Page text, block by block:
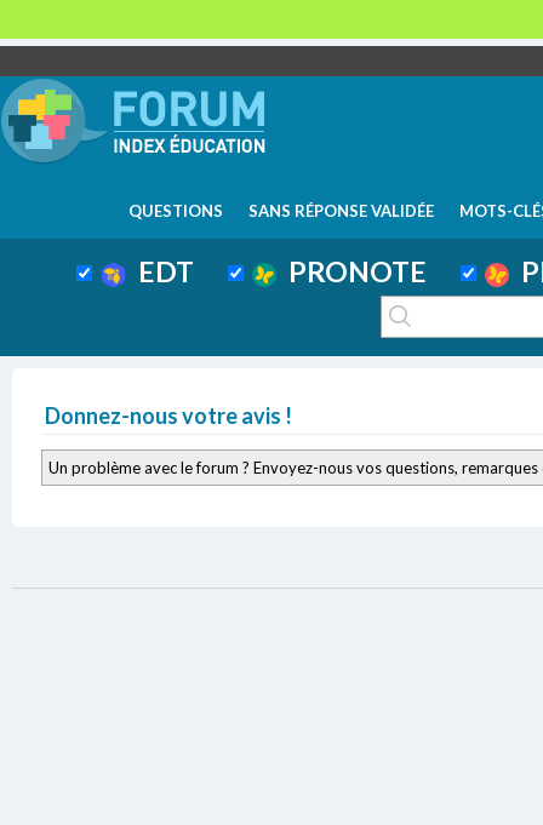
QUESTIONS SANS RÉPONSE VALIDÉE MOTS-
EDT PRONOTE
Donnez-nous votre avis !
Un problème avec le forum ? Envoyez-nous vos questions,